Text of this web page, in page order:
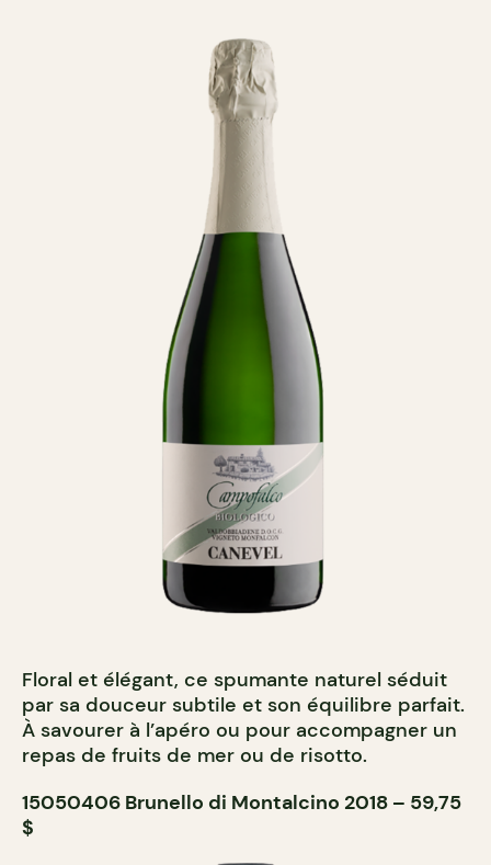
Floral et élégant, ce spumante naturel séduit
par sa douceur subtile et son équilibre parfait.
À savourer à l’apéro ou pour accompagner un
repas de fruits de mer ou de risotto.
15050406 Brunello di Montalcino 2018 – 59,75
$